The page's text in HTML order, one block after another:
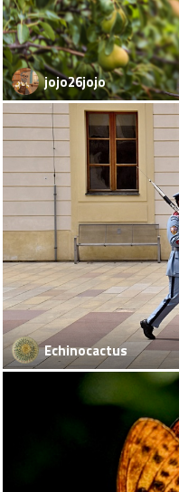
jojo26jojo
Echinocactus